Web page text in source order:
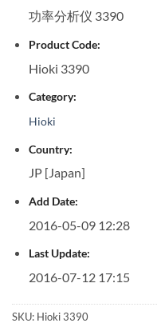
功率分析仪 3390
Product Code:
Hioki 3390
Category:
Hioki
Country:
JP [Japan]
Add Date:
2016-05-09 12:28
Last Update:
2016-07-12 17:15
SKU: Hioki 3390